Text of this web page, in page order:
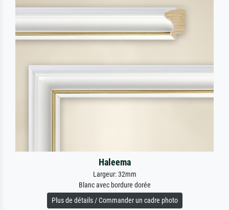
Haleema
Largeur: 32mm
Blanc avec bordure dorée
Plus de détails / Commander un cadre photo